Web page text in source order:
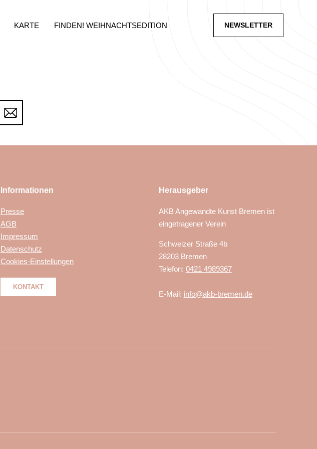
KARTE FINDEN! WEIHNACHTSEDITION NEWSLETTER
Informationen
Presse
AGB
Impressum
Datenschutz
Cookies-Einstellungen
KONTAKT
Herausgeber
AKB Angewandte Kunst Bremen ist
eingetragener Verein
Schweizer Straße 4b
28203 Bremen
Telefon: 0421 4989367
E-Mail: info@akb-bremen.de